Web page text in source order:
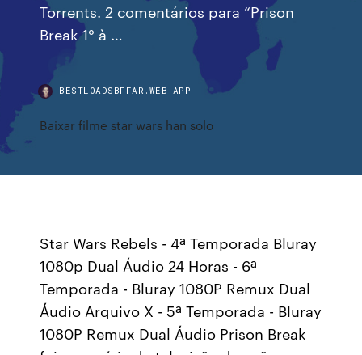
Torrents. 2 comentários para “Prison
Break 1° à …
BESTLOADSBFFAR.WEB.APP
Baixar filme star wars han solo
Star Wars Rebels - 4ª Temporada Bluray
1080p Dual Áudio 24 Horas - 6ª
Temporada - Bluray 1080P Remux Dual
Áudio Arquivo X - 5ª Temporada - Bluray
1080P Remux Dual Áudio Prison Break